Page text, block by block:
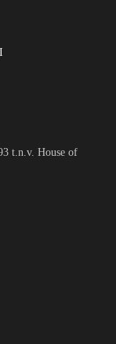
t.n.v. House of